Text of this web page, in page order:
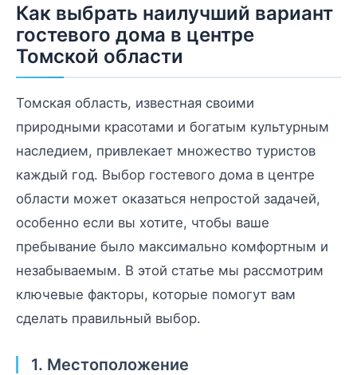
Как выбрать наилучший вариант
гостевого дома в центре
Томской области
Томская область, известная своими
природными красотами и богатым культурным
наследием, привлекает множество туристов
каждый год. Выбор гостевого дома в центре
области может оказаться непростой задачей,
особенно если вы хотите, чтобы ваше
пребывание было максимально комфортным и
незабываемым. В этой статье мы рассмотрим
ключевые факторы, которые помогут вам
сделать правильный выбор.
1. Местоположение